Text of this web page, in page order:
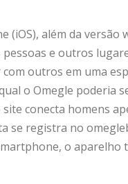
(iOS), além da versão
e outros
outros em uma
o Omegle poderia
conecta homens
se registra no
o